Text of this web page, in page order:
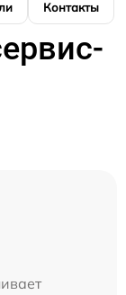
Контакты